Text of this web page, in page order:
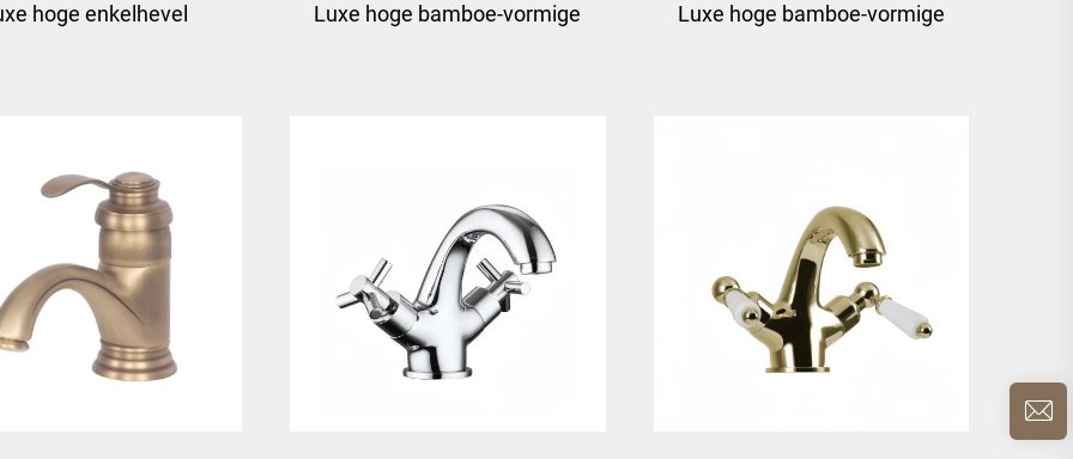
hoge enkelhevel Luxe hoge bamboe-vormige Luxe hoge bamboe-vormige